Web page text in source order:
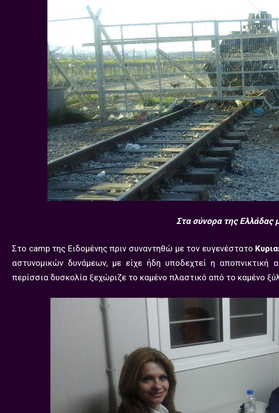
Στα σύνορα της Ελλάδας
Στο camp της Ειδομένης πριν συναντηθώ με τον ευγενέστατο
αστυνομικών δυνάμεων, με είχε ήδη υποδεχτεί η
περίσσια δυσκολία ξεχώριζε το καμένο πλαστικό από το καμένο